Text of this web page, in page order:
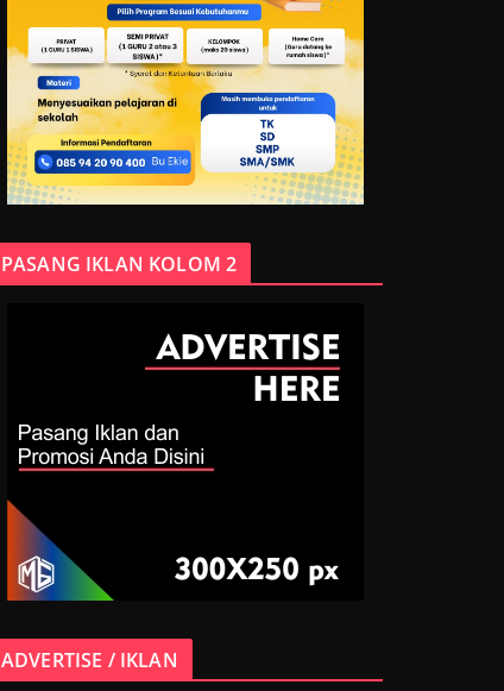
PASANG IKLAN KOLOM 2
ADVERTISE / IKLAN